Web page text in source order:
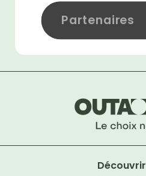
Partenaires
Découvrir